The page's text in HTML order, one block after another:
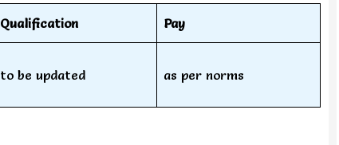
Qualification Pay
to be updated as per norms